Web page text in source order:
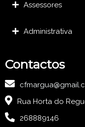
Assessores
Administrativa
Contactos
Rua Horta do
268889146